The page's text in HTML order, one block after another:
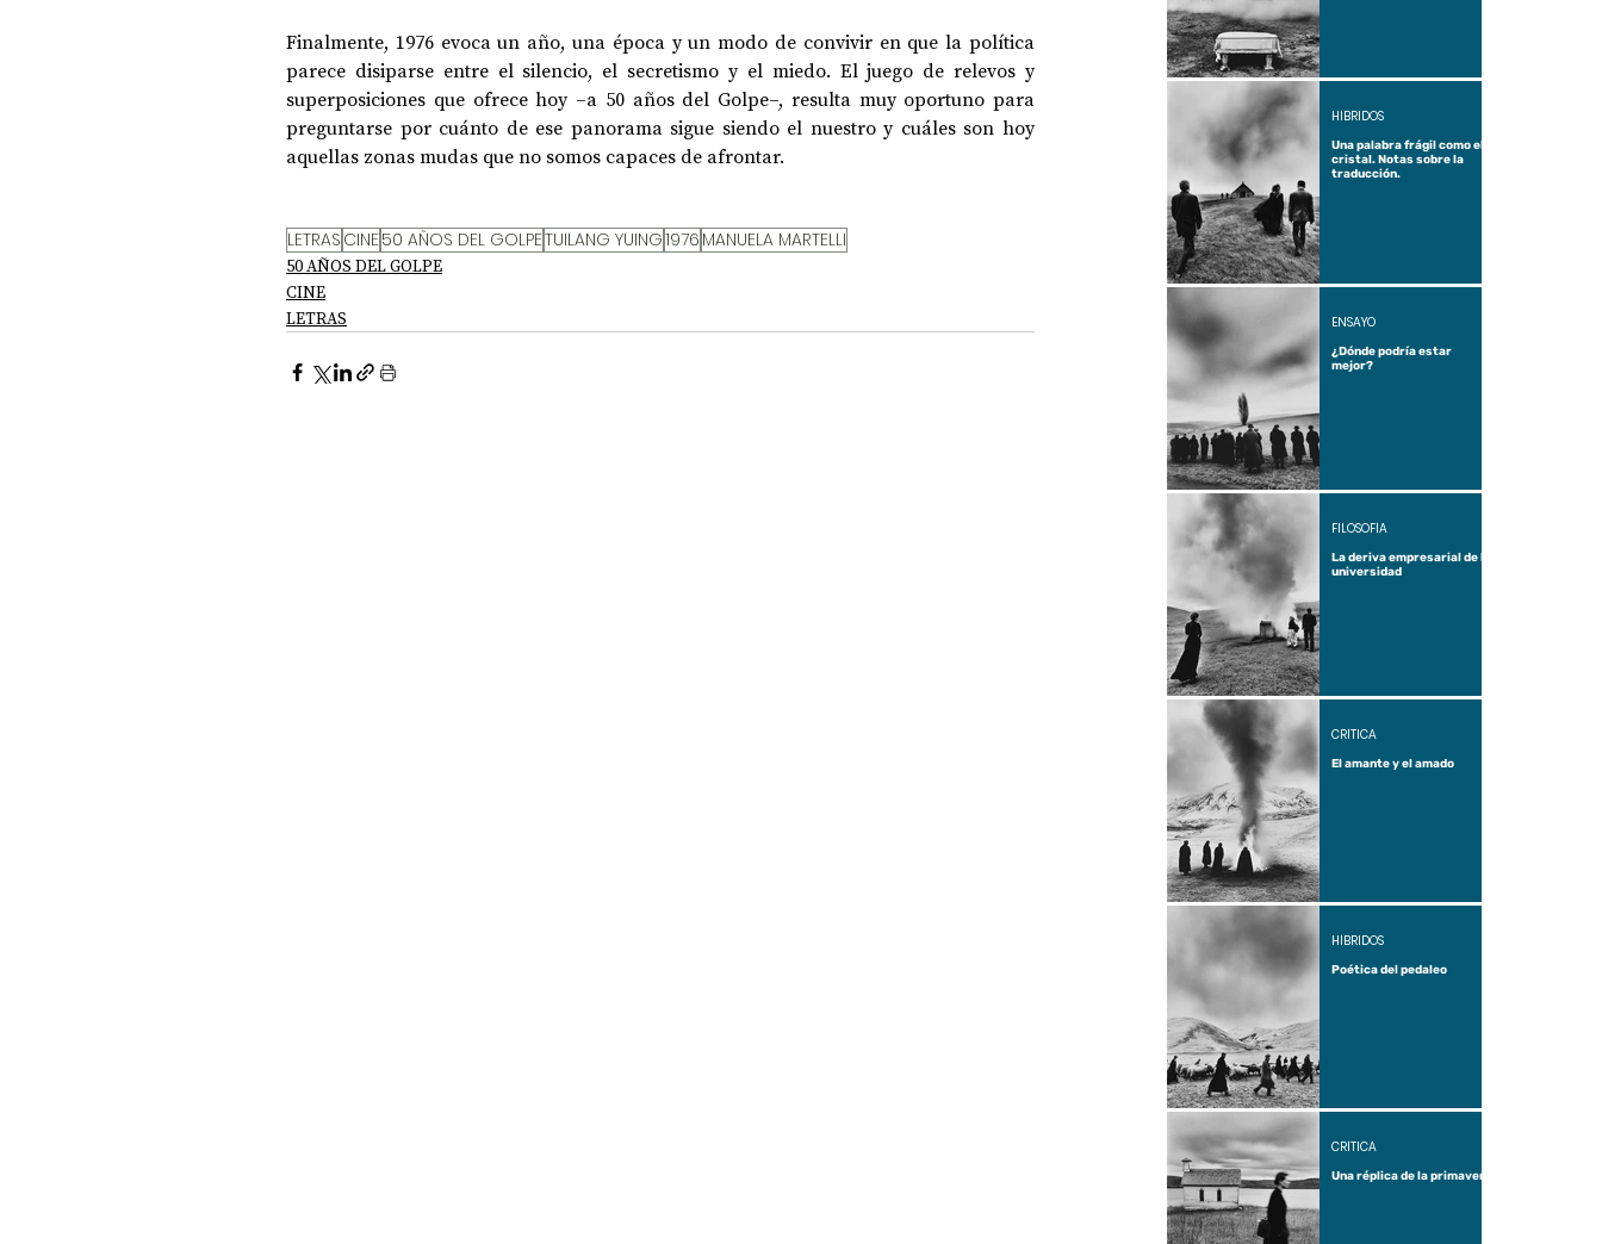
Finalmente, 1976 evoca un año, una época y un modo de convivir en que la política
parece disiparse entre el silencio, el secretismo y el miedo. El juego de relevos y
superposiciones que ofrece hoy ‒a 50 años del Golpe‒, resulta muy oportuno para
preguntarse por cuánto de ese panorama sigue siendo el nuestro y cuáles son hoy
aquellas zonas mudas que no somos capaces de afrontar.
LETRAS CINE50 AÑOS DEL GOLPETUILANG YUING1976 MANUELA MARTELLI
50 AÑOS DEL GOLPE
CINE
LETRAS
Una palabra frágil como el
cristal. Notas sobre la
traducción.
HÍBRIDOS
¿Dónde podría estar
mejor?
ENSAYO
La deriva empresarial de la
universidad
FILOSOFÍA
El amante y el amado
CRÍTICA
Poética del pedaleo
HÍBRIDOS
Una réplica de la primavera
CRÍTICA